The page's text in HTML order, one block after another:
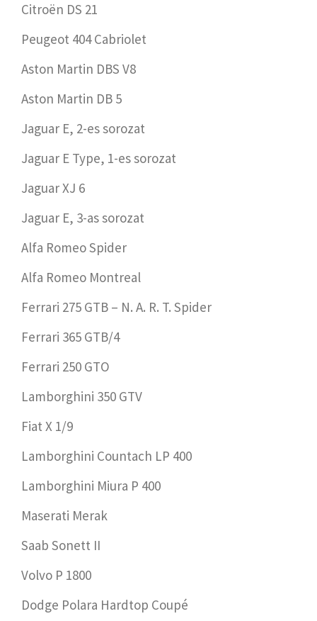
Citroën DS 21
Peugeot 404 Cabriolet
Aston Martin DBS V8
Aston Martin DB 5
Jaguar E, 2-es sorozat
Jaguar E Type, 1-es sorozat
Jaguar XJ 6
Jaguar E, 3-as sorozat
Alfa Romeo Spider
Alfa Romeo Montreal
Ferrari 275 GTB – N. A. R. T. Spider
Ferrari 365 GTB/4
Ferrari 250 GTO
Lamborghini 350 GTV
Fiat X 1/9
Lamborghini Countach LP 400
Lamborghini Miura P 400
Maserati Merak
Saab Sonett II
Volvo P 1800
Dodge Polara Hardtop Coupé